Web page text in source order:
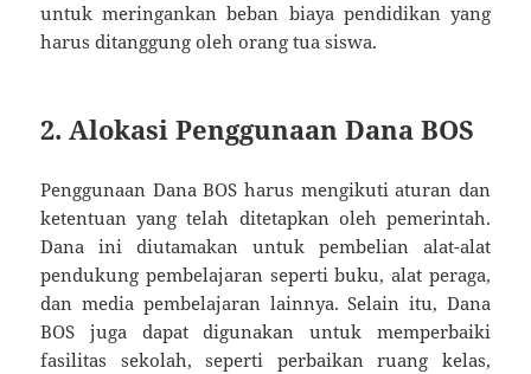
untuk meringankan beban biaya pendidikan yang
harus ditanggung oleh orang tua siswa.
2. Alokasi Penggunaan Dana BOS
Penggunaan Dana BOS harus mengikuti aturan dan
ketentuan yang telah ditetapkan oleh pemerintah.
Dana ini diutamakan untuk pembelian alat-alat
pendukung pembelajaran seperti buku, alat peraga,
dan media pembelajaran lainnya. Selain itu, Dana
BOS juga dapat digunakan untuk memperbaiki
fasilitas sekolah, seperti perbaikan ruang kelas,